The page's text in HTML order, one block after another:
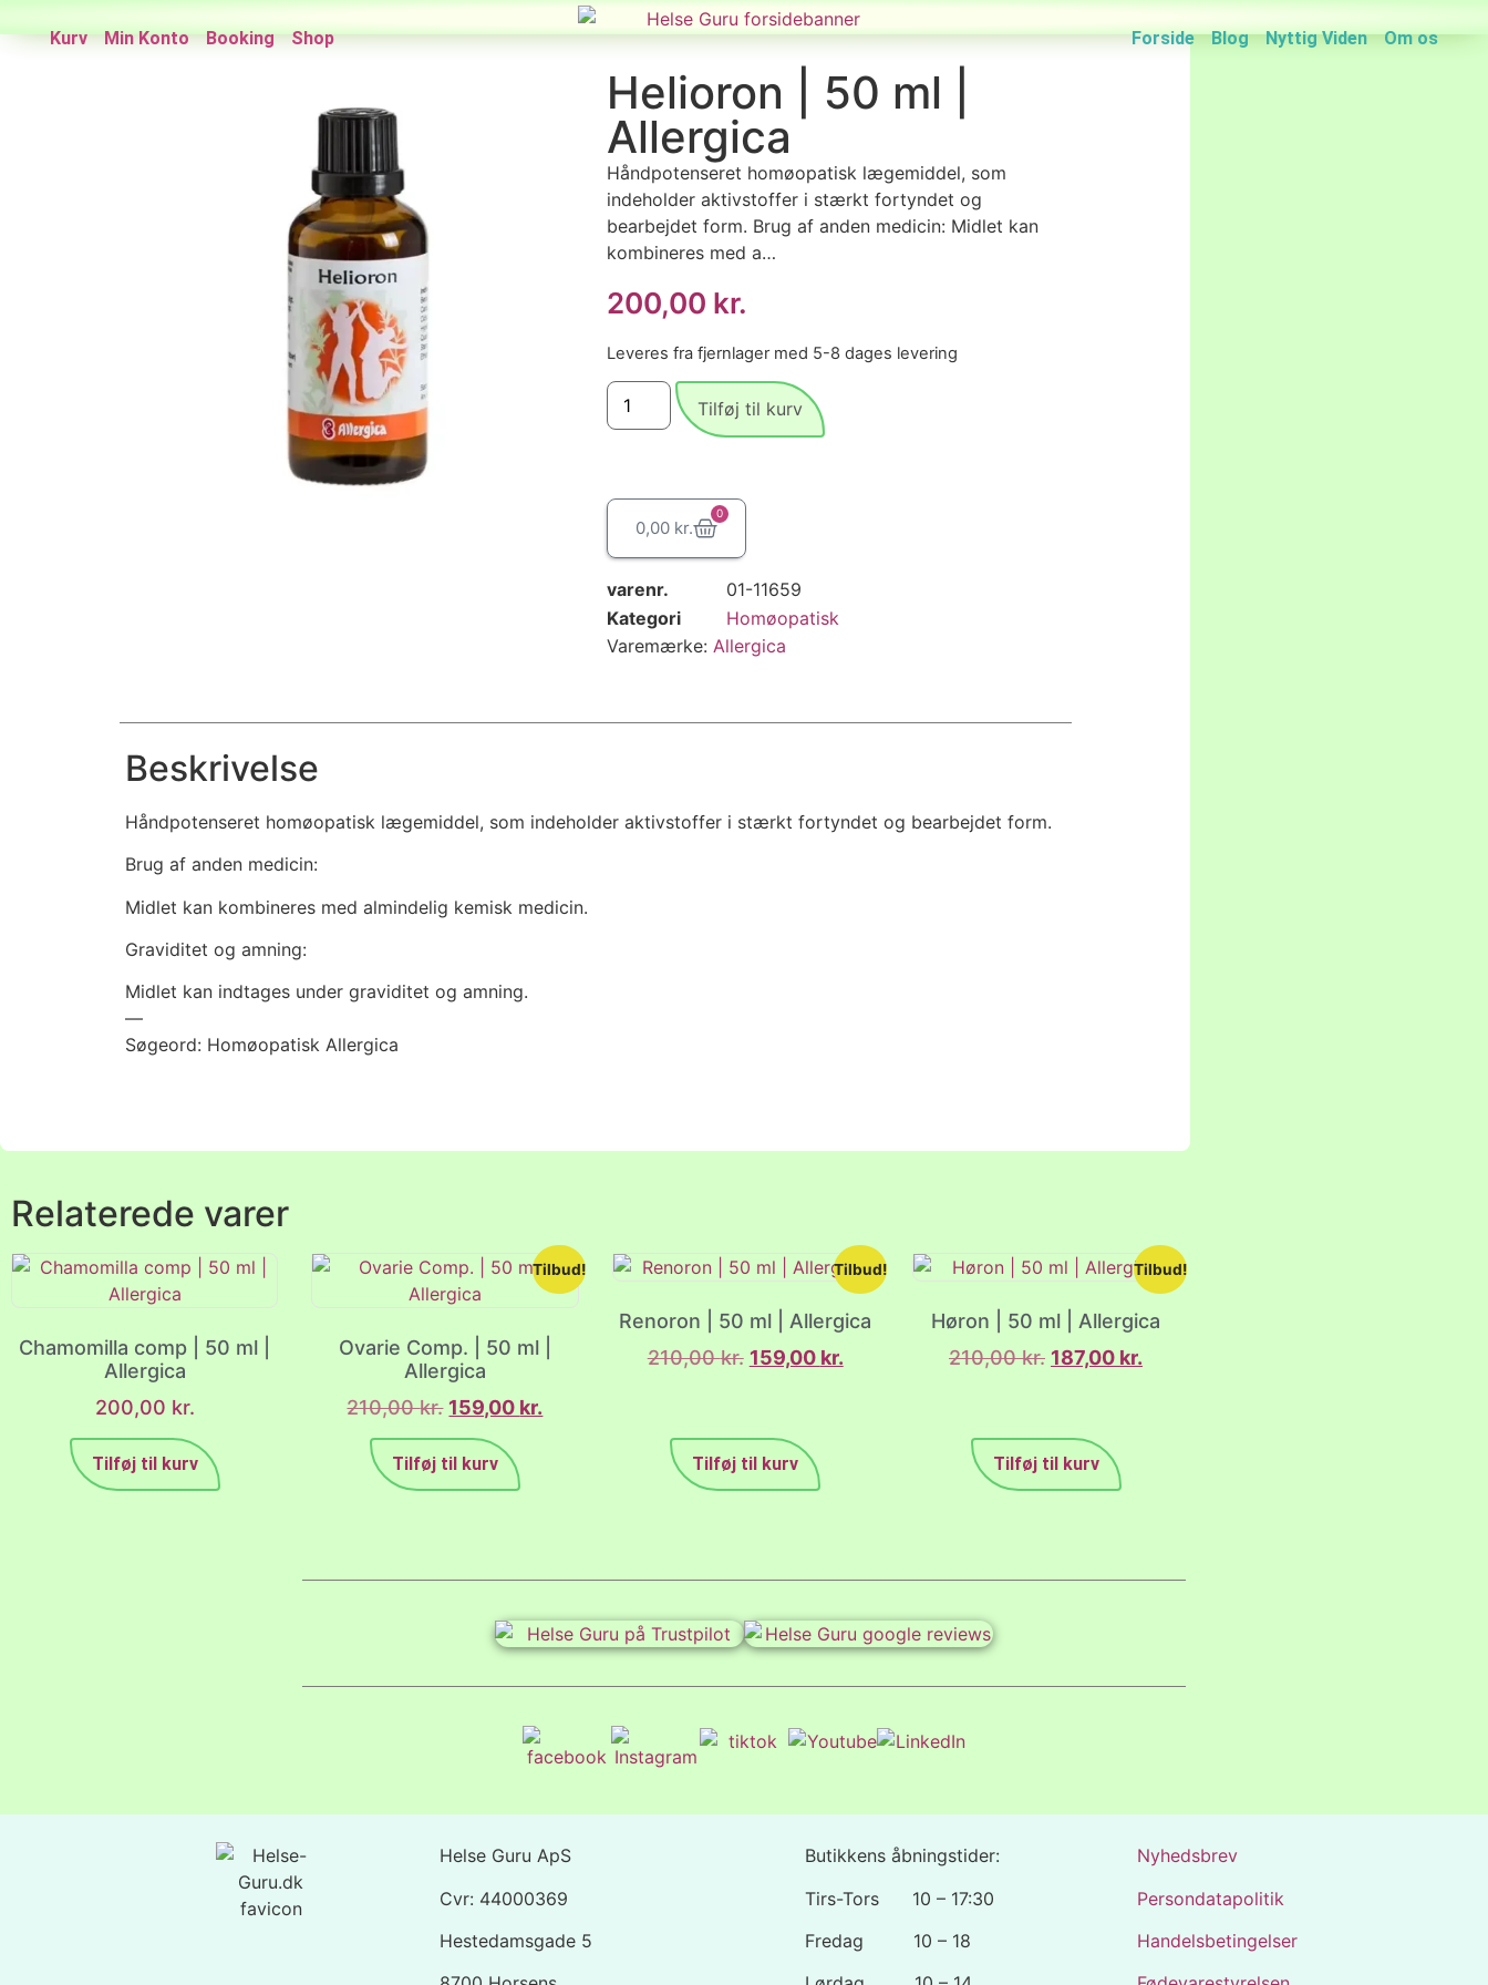
Forside Blog Nyttig Viden Om os
Kurv Min Konto Booking Shop
Helioron | 50 ml |
Allergica
Håndpotenseret homøopatisk lægemiddel, som
indeholder aktivstoffer i stærkt fortyndet og
bearbejdet form. Brug af anden medicin: Midlet kan
kombineres med a…
200,00 kr.
Leveres fra fjernlager med 5-8 dages levering
Tilføj til kurv
0,00 kr.
0
varenr.
01-11659
Kategori
Homøopatisk
Varemærke: Allergica
Beskrivelse
Håndpotenseret homøopatisk lægemiddel, som indeholder aktivstoffer i stærkt fortyndet og bearbejdet form.
Brug af anden medicin:
Midlet kan kombineres med almindelig kemisk medicin.
Graviditet og amning:
Midlet kan indtages under graviditet og amning.
—
Søgeord: Homøopatisk Allergica
Relaterede varer
Chamomilla comp | 50 ml |
Allergica
200,00 kr.
Tilføj til kurv
Tilbud!
Ovarie Comp. | 50 ml |
Allergica
210,00kr. 159,00 kr.
Tilføj til kurv
Tilbud!
Renoron | 50 ml | Allergica
210,00kr. 159,00 kr.
Tilføj til kurv
Tilbud!
Høron | 50 ml | Allergica
210,00kr. 187,00 kr.
Tilføj til kurv
Helse Guru ApS
Cvr: 44000369
Hestedamsgade 5
Butikkens åbningstider:
Tirs-Tors 10 – 17:30
Fredag 10 – 18
Nyhedsbrev
Persondatapolitik
Handelsbetingelser